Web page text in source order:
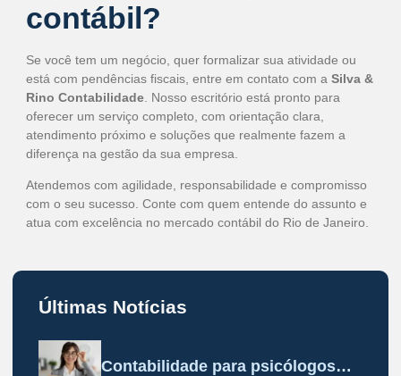
contábil?
Se você tem um negócio, quer formalizar sua atividade ou
está com pendências fiscais, entre em contato com a Silva &
Rino Contabilidade. Nosso escritório está pronto para
oferecer um serviço completo, com orientação clara,
atendimento próximo e soluções que realmente fazem a
diferença na gestão da sua empresa.
Atendemos com agilidade, responsabilidade e compromisso
com o seu sucesso. Conte com quem entende do assunto e
atua com excelência no mercado contábil do Rio de Janeiro.
Últimas Notícias
Contabilidade para psicólogos…